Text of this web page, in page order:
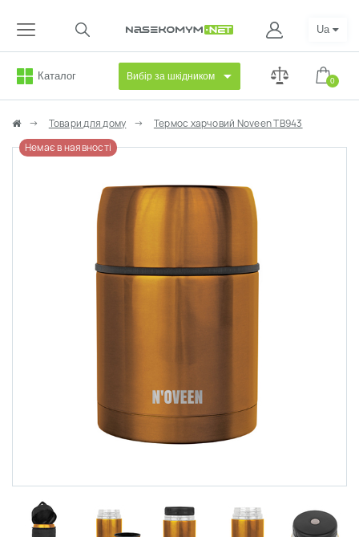
Каталог Вибір за шкідником 0
Ua
Товари для дому
Термос харчовий Noveen TB943
Немає в наявності